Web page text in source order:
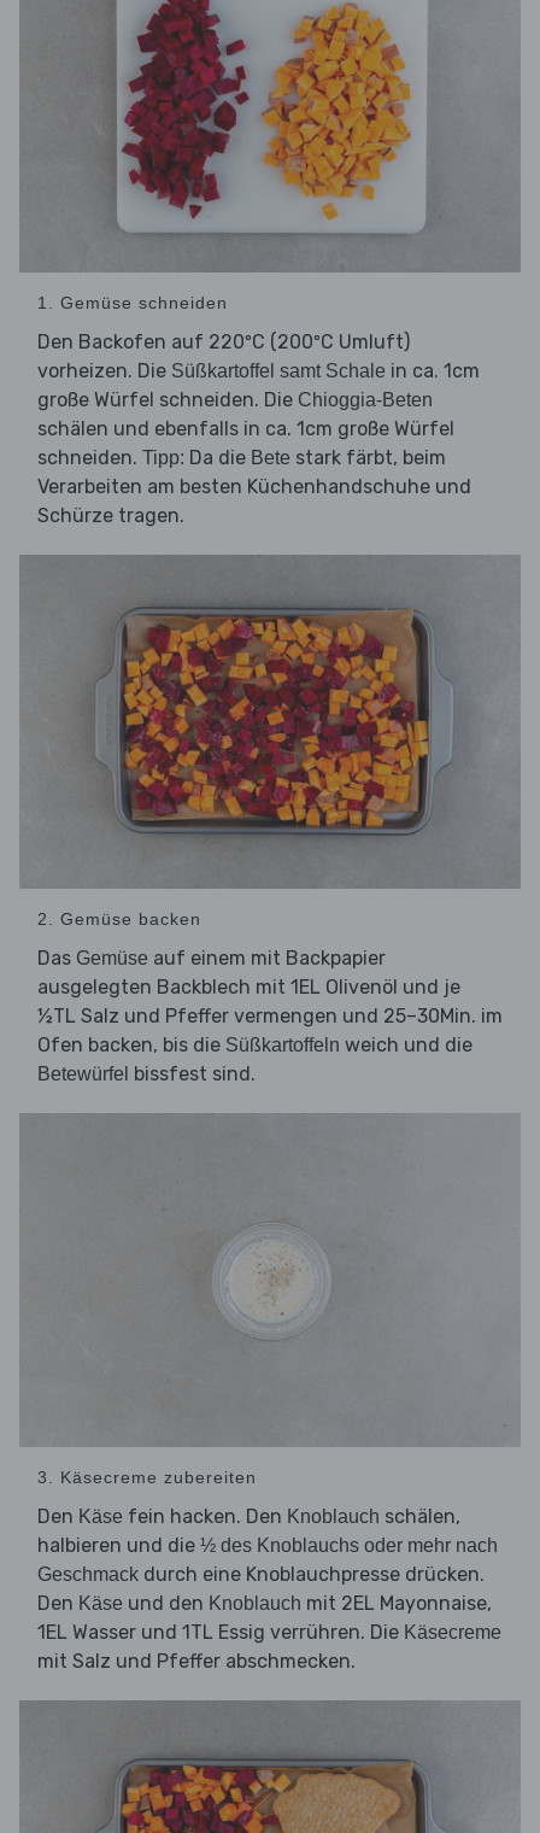
1. Gemüse schneiden
Den Backofen auf 220ºC (200ºC Umluft)
vorheizen. Die Süßkartoffel samt Schale in ca. 1cm
große Würfel schneiden. Die Chioggia-Beten
schälen und ebenfalls in ca. 1cm große Würfel
schneiden. Tipp: Da die Bete stark färbt, beim
Verarbeiten am besten Küchenhandschuhe und
Schürze tragen.
2. Gemüse backen
Das Gemüse auf einem mit Backpapier
ausgelegten Backblech mit 1EL Olivenöl und je
½TL Salz und Pfeffer vermengen und 25–30Min. im
Ofen backen, bis die Süßkartoffeln weich und die
Betewürfel bissfest sind.
3. Käsecreme zubereiten
Den Käse fein hacken. Den Knoblauch schälen,
halbieren und die ½ des Knoblauchs oder mehr nach
Geschmack durch eine Knoblauchpresse drücken.
Den Käse und den Knoblauch mit 2EL Mayonnaise,
1EL Wasser und 1TL Essig verrühren. Die Käsecreme
mit Salz und Pfeffer abschmecken.